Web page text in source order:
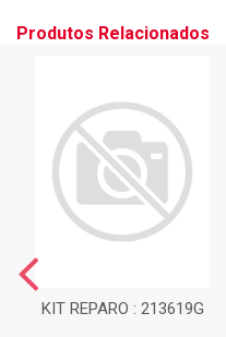
Produtos Relacionados
KIT REPARO : 213619G